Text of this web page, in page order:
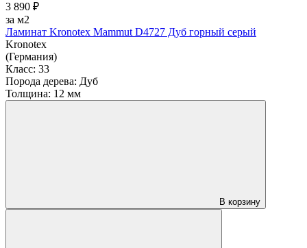
3 890 ₽
за м2
Ламинат Kronotex Mammut D4727 Дуб горный серый
Kronotex
(Германия)
Класс: 33
Порода дерева: Дуб
Толщина: 12 мм
В корзину